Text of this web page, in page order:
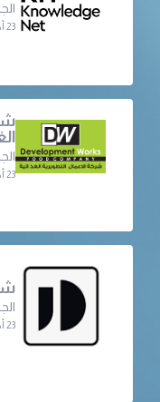
23 أكتوبر 2024 | 07:30 م
23 أكتوبر 2024 | 07:30 م
23 أكتوبر 2024 | 11:00 ص